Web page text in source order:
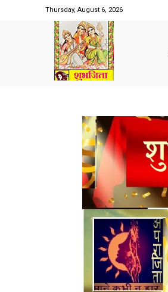
Thursday, August 6, 2026